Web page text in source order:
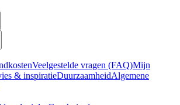
Veelgestelde vragen (FAQ)Mijn
& inspiratieDuurzaamheidAlgemene